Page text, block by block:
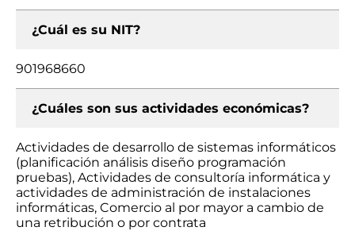
¿Cuál es su NIT?
901968660
¿Cuáles son sus actividades económicas?
Actividades de desarrollo de sistemas informáticos
(planificación análisis diseño programación
pruebas), Actividades de consultoría informática y
actividades de administración de instalaciones
informáticas, Comercio al por mayor a cambio de
una retribución o por contrata